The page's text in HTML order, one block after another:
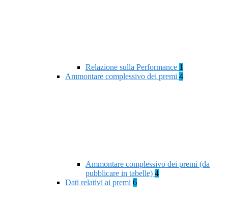
Relazione sulla Performance 1
Ammontare complessivo dei premi 4
Ammontare complessivo dei premi (da
pubblicare in tabelle) 4
Dati relativi ai premi 6